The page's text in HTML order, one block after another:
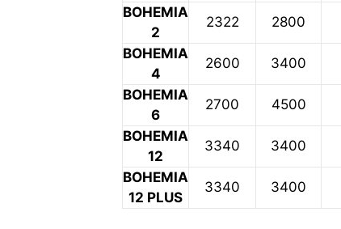
BOHEMIA
2
2322 2800
BOHEMIA
4
2600 3400
BOHEMIA
6
2700 4500
BOHEMIA
12
3340 3400
BOHEMIA
12 PLUS
3340 3400